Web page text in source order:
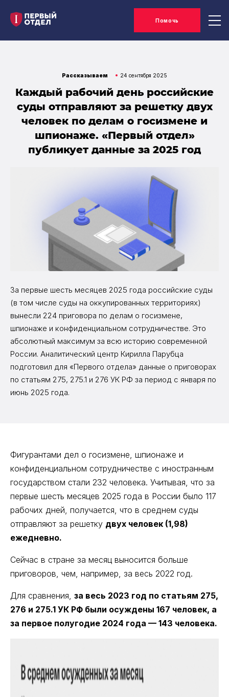
Помочь
Рассказываем 24 сентября 2025
Каждый рабочий день российские
суды отправляют за решетку двух
человек по делам о госизмене и
шпионаже. «Первый отдел»
публикует данные за 2025 год
За первые шесть месяцев 2025 года российские суды
(в том числе суды на оккупированных территориях)
вынесли 224 приговора по делам о госизмене,
шпионаже и конфиденциальном сотрудничестве. Это
абсолютный максимум за всю историю современной
России. Аналитический центр Кирилла Парубца
подготовил для «Первого отдела» данные о приговорах
по статьям 275, 275.1 и 276 УК РФ за период с января по
июнь 2025 года.
Фигурантами дел о госизмене, шпионаже и
конфиденциальном сотрудничестве с иностранным
государством стали 232 человека. Учитывая, что за
первые шесть месяцев 2025 года в России было 117
рабочих дней, получается, что в среднем суды
отправляют за решетку двух человек (1,98)
ежедневно.
Сейчас в стране за месяц выносится больше
приговоров, чем, например, за весь 2022 год.
Для сравнения, за весь 2023 год по статьям 275,
276 и 275.1 УК РФ были осуждены 167 человек, а
за первое полугодие 2024 года — 143 человека.